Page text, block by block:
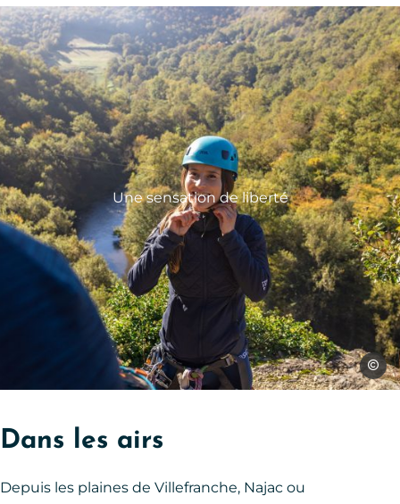
Une sensation de liberté
Dans les airs
Depuis les plaines de Villefranche, Najac ou